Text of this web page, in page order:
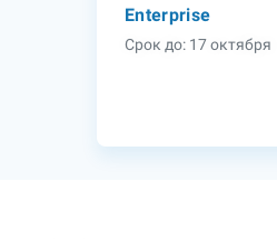
Enterprise
Срок до: 17 октября